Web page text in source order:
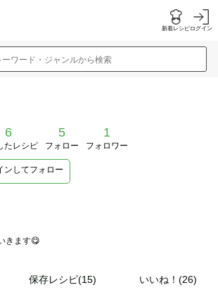
新着レシピログイン
ワード・ジャンルから検索
6
たレシピ
5
フォロー
1
フォロワー
ンしてフォロー
きます😋
保存レシピ(15) いいね！(26)